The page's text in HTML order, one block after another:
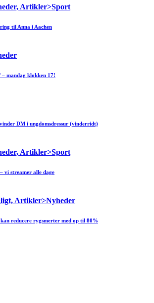
Artikler>Sport
til Anna i Aachen
– mandag klokken 17!
DM i ungdomsdressur (vinderridt)
Artikler>Sport
vi streamer alle dage
Artikler>Nyheder
reducere rygsmerter med op til 80%